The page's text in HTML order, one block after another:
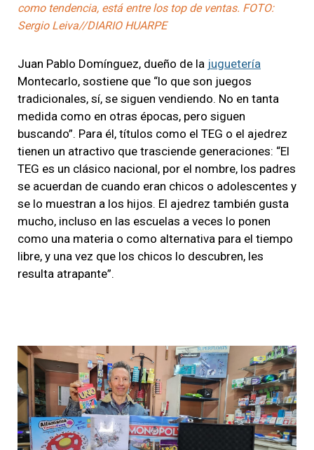
como tendencia, está entre los top de ventas. FOTO:
Sergio Leiva//DIARIO HUARPE
Juan Pablo Domínguez, dueño de la juguetería
Montecarlo, sostiene que “lo que son juegos
tradicionales, sí, se siguen vendiendo. No en tanta
medida como en otras épocas, pero siguen
buscando”. Para él, títulos como el TEG o el ajedrez
tienen un atractivo que trasciende generaciones: “El
TEG es un clásico nacional, por el nombre, los padres
se acuerdan de cuando eran chicos o adolescentes y
se lo muestran a los hijos. El ajedrez también gusta
mucho, incluso en las escuelas a veces lo ponen
como una materia o como alternativa para el tiempo
libre, y una vez que los chicos lo descubren, les
resulta atrapante”.